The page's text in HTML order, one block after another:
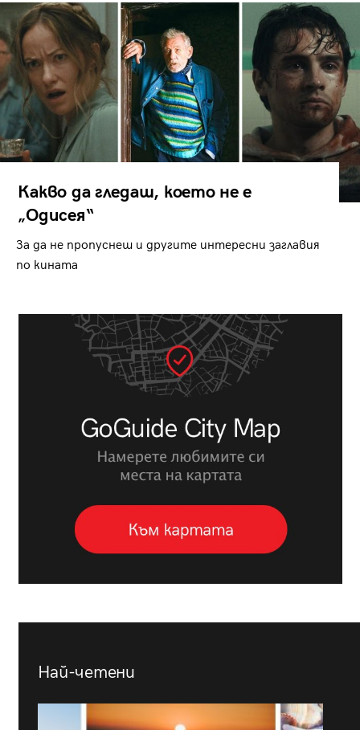
Какво да гледаш, което не е
„Одисея“
За да не пропуснеш и другите интересни заглавия
по кината
Най-четени